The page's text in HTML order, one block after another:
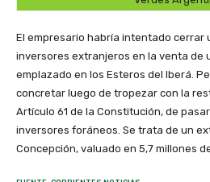
El empresario habría intentado cerrar
inversores extranjeros en la venta de
emplazado en los Esteros del Iberá.
concretar luego de tropezar con la
Artículo 61 de la Constitución, de
inversores foráneos. Se trata de un
Concepción, valuado en 5,7 millones